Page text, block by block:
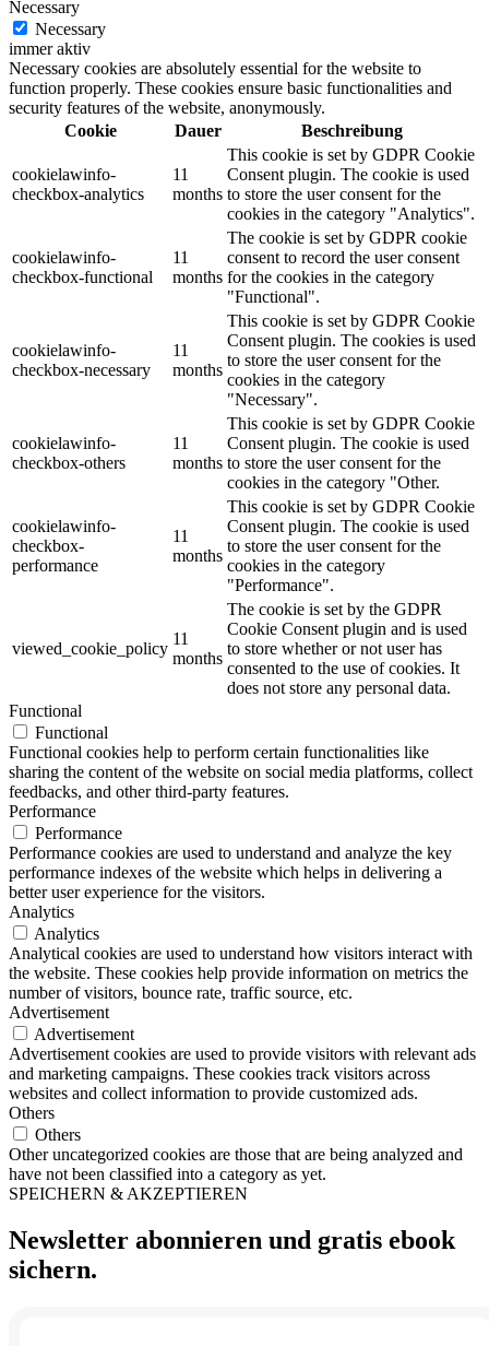
Necessary
Necessary
immer aktiv
Necessary cookies are absolutely essential for the website to
function properly. These cookies ensure basic functionalities and
security features of the website, anonymously.
Cookie
Dauer Beschreibung
cookielawinfo-
checkbox-analytics
11
months
This cookie is set by GDPR Cookie
Consent plugin. The cookie is used
to store the user consent for the
cookies in the category "Analytics".
cookielawinfo-
checkbox-functional
11
months
The cookie is set by GDPR cookie
consent to record the user consent
for the cookies in the category
"Functional".
cookielawinfo-
checkbox-necessary
11
months
This cookie is set by GDPR Cookie
Consent plugin. The cookies is used
to store the user consent for the
cookies in the category
"Necessary".
cookielawinfo-
checkbox-others
11
months
This cookie is set by GDPR Cookie
Consent plugin. The cookie is used
to store the user consent for the
cookies in the category "Other.
cookielawinfo-
checkbox-
performance
11
months
This cookie is set by GDPR Cookie
Consent plugin. The cookie is used
to store the user consent for the
cookies in the category
"Performance".
viewed_cookie_policy
11
months
The cookie is set by the GDPR
Cookie Consent plugin and is used
to store whether or not user has
consented to the use of cookies. It
does not store any personal data.
Functional
Functional
Functional cookies help to perform certain functionalities like
sharing the content of the website on social media platforms, collect
feedbacks, and other third-party features.
Performance
Performance
Performance cookies are used to understand and analyze the key
performance indexes of the website which helps in delivering a
better user experience for the visitors.
Analytics
Analytics
Analytical cookies are used to understand how visitors interact with
the website. These cookies help provide information on metrics the
number of visitors, bounce rate, traffic source, etc.
Advertisement
Advertisement
Advertisement cookies are used to provide visitors with relevant ads
and marketing campaigns. These cookies track visitors across
websites and collect information to provide customized ads.
Others
Others
Other uncategorized cookies are those that are being analyzed and
have not been classified into a category as yet.
SPEICHERN & AKZEPTIEREN
Newsletter abonnieren und gratis ebook
sichern.